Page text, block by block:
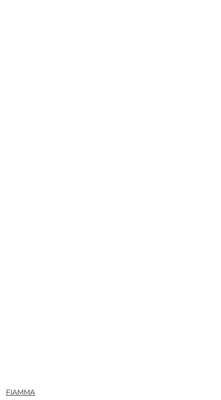
NAZWA
PRODUCENTA:
FIAMMA